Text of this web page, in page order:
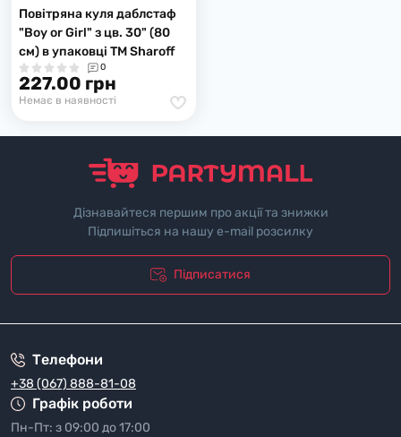
Повітряна куля даблстаф
"Boy or Girl" з цв. 30" (80
см) в упаковці ТМ Sharoff
0
227.00 грн
Немає в наявності
Дізнавайтеся першим про акції та знижки
Підпишіться на нашу e-mail розсилку
Підписатися
Телефони
+38 (067) 888-81-08
Графік роботи
Пн-Пт: з 09:00 до 17:00